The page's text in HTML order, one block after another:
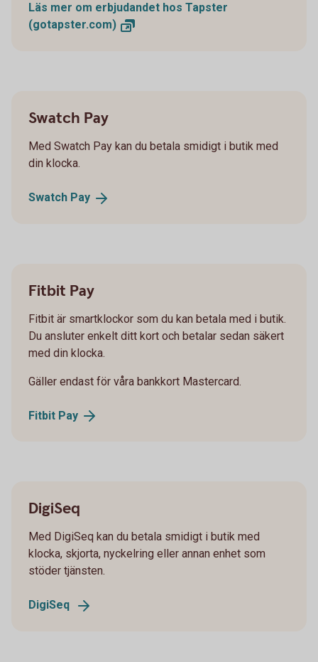
Läs mer om erbjudandet hos Tapster
(gotapster.com)
Swatch Pay
Med Swatch Pay kan du betala smidigt i butik med
din klocka.
Swatch Pay
Fitbit Pay
Fitbit är smartklockor som du kan betala med i butik.
Du ansluter enkelt ditt kort och betalar sedan säkert
med din klocka.
Gäller endast för våra bankkort Mastercard.
Fitbit Pay
DigiSeq
Med DigiSeq kan du betala smidigt i butik med
klocka, skjorta, nyckelring eller annan enhet som
stöder tjänsten.
DigiSeq